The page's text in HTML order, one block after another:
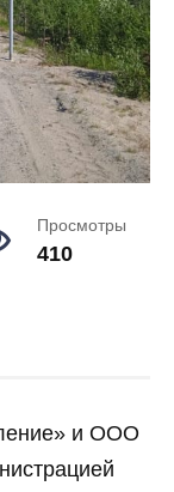
Просмотры
410
и ООО